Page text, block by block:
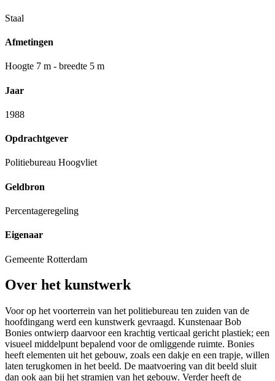
Staal
Afmetingen
Hoogte 7 m - breedte 5 m
Jaar
1988
Opdrachtgever
Politiebureau Hoogvliet
Geldbron
Percentageregeling
Eigenaar
Gemeente Rotterdam
Over het kunstwerk
Voor op het voorterrein van het politiebureau ten zuiden van de
hoofdingang werd een kunstwerk gevraagd. Kunstenaar Bob
Bonies ontwierp daarvoor een krachtig verticaal gericht plastiek; een
visueel middelpunt bepalend voor de omliggende ruimte. Bonies
heeft elementen uit het gebouw, zoals een dakje en een trapje, willen
laten terugkomen in het beeld. De maatvoering van dit beeld sluit
dan ook aan bij het stramien van het gebouw. Verder heeft de